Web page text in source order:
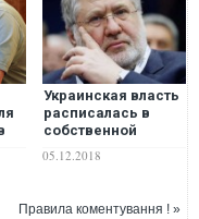
Украинская власть
расписалась в
собственной
активов
05.12.2018
Правила коментування ! »